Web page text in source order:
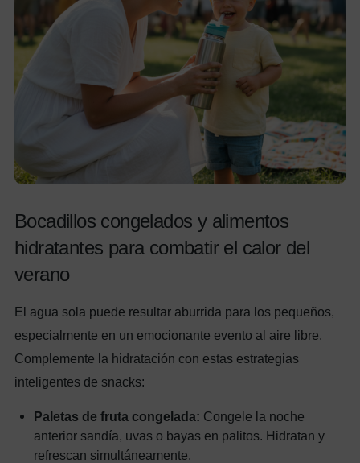
Bocadillos congelados y alimentos
hidratantes para combatir el calor del
verano
El agua sola puede resultar aburrida para los pequeños,
especialmente en un emocionante evento al aire libre.
Complemente la hidratación con estas estrategias
inteligentes de snacks:
Paletas de fruta congelada: Congele la noche
anterior sandía, uvas o bayas en palitos. Hidratan y
refrescan simultáneamente.